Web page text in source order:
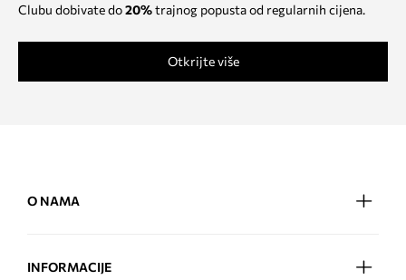
Clubu dobivate do20%trajnog popusta od regularnih cijena.
Otkrijte više
O NAMA
INFORMACIJE